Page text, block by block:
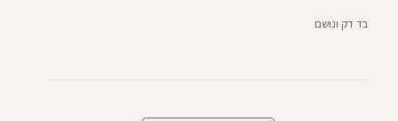
בד דק ונושם